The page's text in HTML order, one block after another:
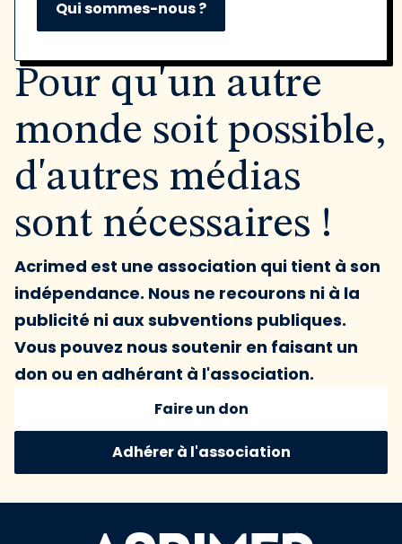
Qui sommes-nous ?
Pour qu'un autre
monde soit possible,
d'autres médias
sont nécessaires !
Acrimed est une association qui tient à son
indépendance. Nous ne recourons ni à la
publicité ni aux subventions publiques.
Vous pouvez nous soutenir en faisant un
don ou en adhérant à l'association.
Faire un don
Adhérer à l'association